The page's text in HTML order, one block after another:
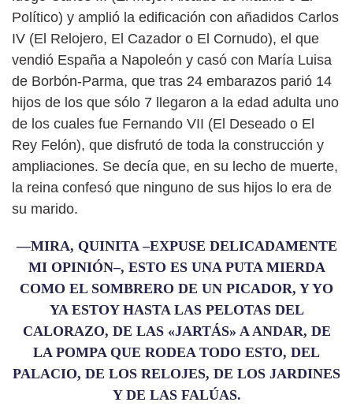
Político) y amplió la edificación con añadidos Carlos
IV (El Relojero, El Cazador o El Cornudo), el que
vendió España a Napoleón y casó con María Luisa
de Borbón-Parma, que tras 24 embarazos parió 14
hijos de los que sólo 7 llegaron a la edad adulta uno
de los cuales fue Fernando VII (El Deseado o El
Rey Felón), que disfrutó de toda la construcción y
ampliaciones. Se decía que, en su lecho de muerte,
la reina confesó que ninguno de sus hijos lo era de
su marido.
—MIRA, QUINITA –EXPUSE DELICADAMENTE
MI OPINIÓN–, ESTO ES UNA PUTA MIERDA
COMO EL SOMBRERO DE UN PICADOR, Y YO
YA ESTOY HASTA LAS PELOTAS DEL
CALORAZO, DE LAS «JARTÁS» A ANDAR, DE
LA POMPA QUE RODEA TODO ESTO, DEL
PALACIO, DE LOS RELOJES, DE LOS JARDINES
Y DE LAS FALÚAS.